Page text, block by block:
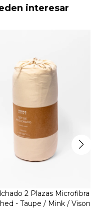
interesar
2 Plazas Microfibra
- Taupe / Mink / Vison